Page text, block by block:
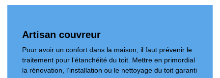
Artisan couvreur
Pour avoir un confort dans la maison, il faut prévenir le
traitement pour l’étanchéité du toit. Mettre en primordial
la rénovation, l’installation ou le nettoyage du toit garanti